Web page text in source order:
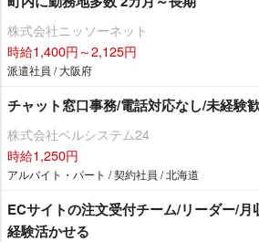
株式会社ニッソーネット
時給1,400円～2,125円
派遣社員 / 大阪府
チャット窓口事務/電話対応なし/未経験
株式会社ベルシステム24
時給1,250円
アルバイト・パート / 契約社員 / 北海道
ECサイトの注文受付チーム/リーダー/
経験活かせる